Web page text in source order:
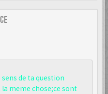
de ta question
la meme chose;ce sont